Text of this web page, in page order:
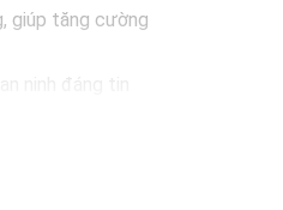
giúp tăng cường